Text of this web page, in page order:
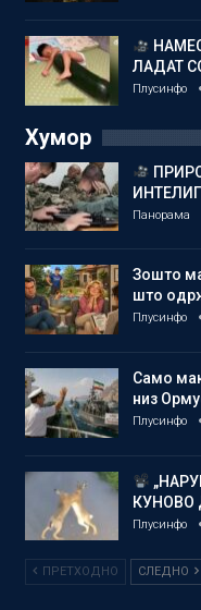
ЛАДАТ
Плусинфо
Хумор
Панорама
Зошто
што
Плусинфо
Само
низ
Плусинфо
КУНОВО
Плусинфо
ПРЕТХОДНО СЛЕДНО